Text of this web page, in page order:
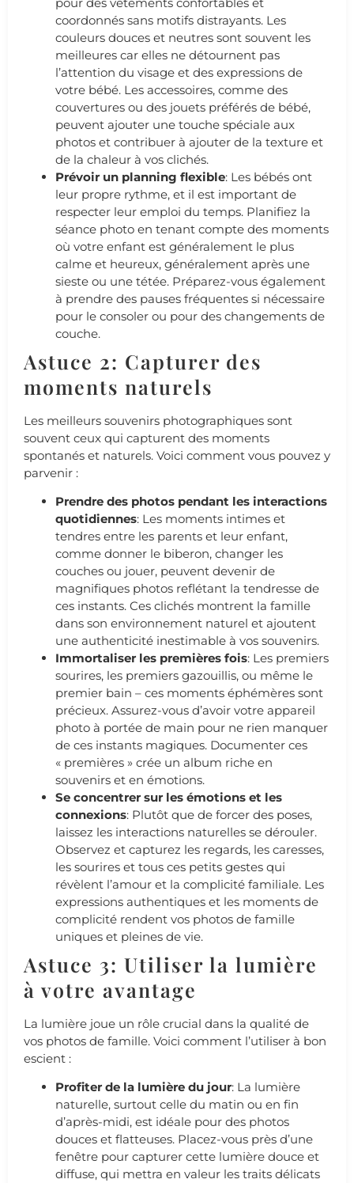
coordonnés sans motifs distrayants. Les
couleurs douces et neutres sont souvent les
meilleures car elles ne détournent pas
l’attention du visage et des expressions de
votre bébé. Les accessoires, comme des
couvertures ou des jouets préférés de bébé,
peuvent ajouter une touche spéciale aux
photos et contribuer à ajouter de la texture et
de la chaleur à vos clichés.
Prévoir un planning flexible: Les bébés ont
leur propre rythme, et il est important de
respecter leur emploi du temps. Planifiez la
séance photo en tenant compte des moments
où votre enfant est généralement le plus
calme et heureux, généralement après une
sieste ou une tétée. Préparez-vous également
à prendre des pauses fréquentes si nécessaire
pour le consoler ou pour des changements de
couche.
Astuce 2: Capturer des
moments naturels
Les meilleurs souvenirs photographiques sont
souvent ceux qui capturent des moments
spontanés et naturels. Voici comment vous pouvez y
parvenir :
Prendre des photos pendant les interactions
quotidiennes: Les moments intimes et
tendres entre les parents et leur enfant,
comme donner le biberon, changer les
couches ou jouer, peuvent devenir de
magnifiques photos reflétant la tendresse de
ces instants. Ces clichés montrent la famille
dans son environnement naturel et ajoutent
une authenticité inestimable à vos souvenirs.
Immortaliser les premières fois: Les premiers
sourires, les premiers gazouillis, ou même le
premier bain – ces moments éphémères sont
précieux. Assurez-vous d’avoir votre appareil
photo à portée de main pour ne rien manquer
de ces instants magiques. Documenter ces
« premières » crée un album riche en
souvenirs et en émotions.
Se concentrer sur les émotions et les
connexions: Plutôt que de forcer des poses,
laissez les interactions naturelles se dérouler.
Observez et capturez les regards, les caresses,
les sourires et tous ces petits gestes qui
révèlent l’amour et la complicité familiale. Les
expressions authentiques et les moments de
complicité rendent vos photos de famille
uniques et pleines de vie.
Astuce 3: Utiliser la lumière
à votre avantage
La lumière joue un rôle crucial dans la qualité de
vos photos de famille. Voici comment l’utiliser à bon
escient :
Profiter de la lumière du jour: La lumière
naturelle, surtout celle du matin ou en fin
d’après-midi, est idéale pour des photos
douces et flatteuses. Placez-vous près d’une
fenêtre pour capturer cette lumière douce et
diffuse, qui mettra en valeur les traits délicats